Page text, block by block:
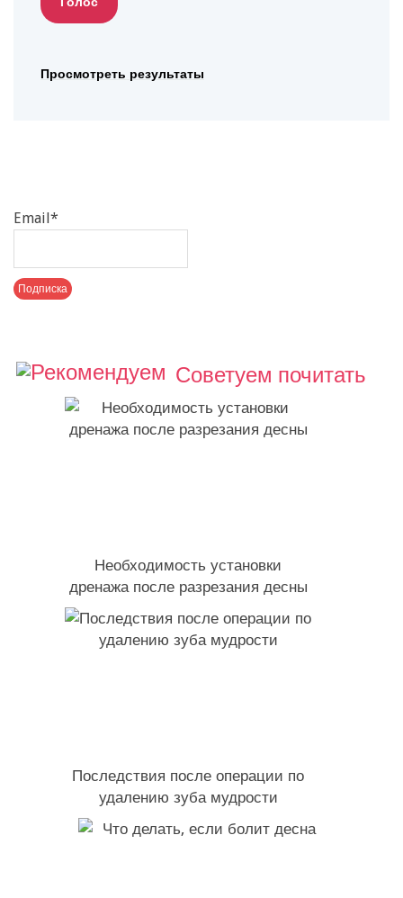
Просмотреть результаты
Email*
Советуем почитать
Необходимость установки
дренажа после разрезания десны
Последствия после операции по
удалению зуба мудрости